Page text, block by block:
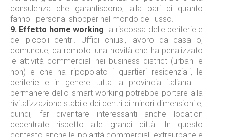
consulenza che garantiscono, alla pari di quanto
fanno i personal shopper nel mondo del lusso.
9. Effetto home working: la riscossa delle periferie e
dei piccoli centri. Uffici chiusi, lavoro da casa o,
comunque, da remoto: una novità che ha penalizzato
le attività commerciali nei business district (urbani e
non) e che ha ripopolato i quartieri residenziali, le
periferie e in genere tutta la provincia italiana. Il
permanere dello smart working potrebbe portare alla
rivitalizzazione stabile dei centri di minori dimensioni e,
quindi, far diventare interessanti anche location
decentrate rispetto alle grandi città. In questo
contesto anche le polarità commerciali extraurbane e